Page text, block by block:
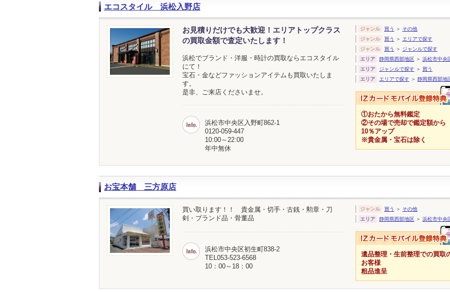
エコスタイル 浜松入野店
お見積りだけでも大歓迎！エリアトップクラス
の買取金額で査定いたします！
浜松でブランド・洋服・時計の買取ならエコスタイル
にて！
宝石・金などファッションアイテムも買取いたしま
す。
是非、ご来店くださいませ。
浜松市中央区入野町862-1
0120-059-447
10:00～22:00
年中無休
ジャンル 買う ＞ その他
ジャンル
買う ＞ エリアで探す
ジャンル
買う ＞ ジャンルで探す
エリア
静岡県西部地区 ＞ 浜松市中央
エリア
ジャンルで探す ＞ 買う
エリア
エリアで探す ＞ 静岡県西部地
①おたから無料鑑定
②その場で売却で鑑定額から
10％アップ
※貴金属・宝石は除く
お宝本舗 三方原店
買い取ります！！ 貴金属・切手・古銭・勲章・刀
剣・ブランド品・骨董品
浜松市中央区初生町838-2
TEL053-523-6568
10：00～18：00
ジャンル 買う ＞ その他
エリア
静岡県西部地区 ＞ 浜松市中央
遺品整理・生前整理での買取
お客様
粗品進呈